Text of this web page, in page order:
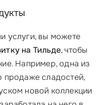
услуги, вы можете
на Тильде, чтобы
Например, одна из
продаже сладостей,
новой коллекции